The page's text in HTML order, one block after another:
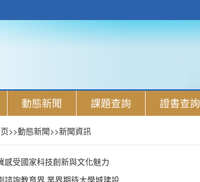
動態新聞 課題查詢 證書查詢
>>動態新聞>>新聞資訊
感受國家科技創新與文化魅力